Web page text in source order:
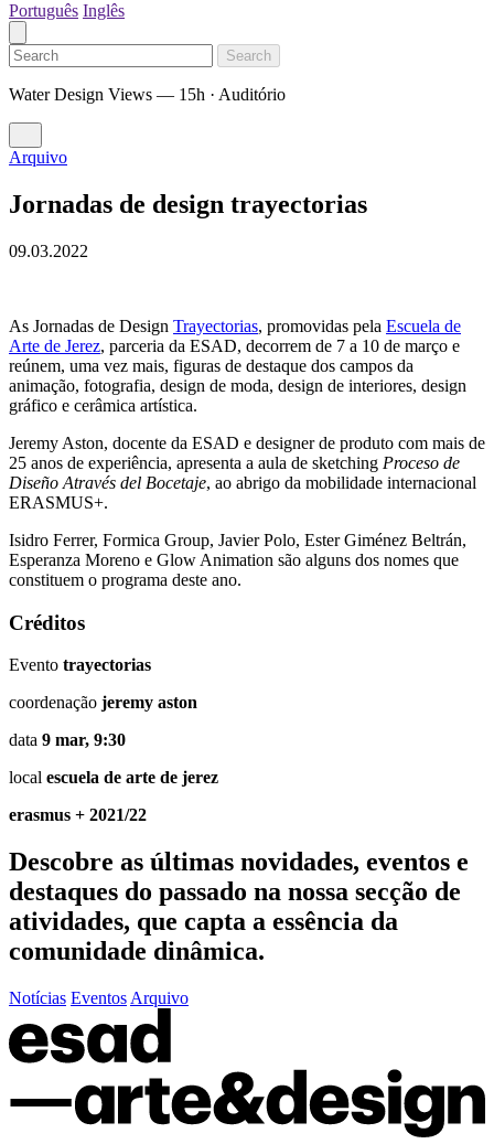
Português Inglês
Search
Water Design Views — 15h · Auditório
Arquivo
Jornadas de design trayectorias
09.03.2022
As Jornadas de Design Trayectorias, promovidas pela Escuela de
Arte de Jerez, parceria da ESAD, decorrem de 7 a 10 de março e
reúnem, uma vez mais, figuras de destaque dos campos da
animação, fotografia, design de moda, design de interiores, design
gráfico e cerâmica artística.
Jeremy Aston, docente da ESAD e designer de produto com mais de
25 anos de experiência, apresenta a aula de sketching Proceso de
Diseño Através del Bocetaje, ao abrigo da mobilidade internacional
ERASMUS+.
Isidro Ferrer, Formica Group, Javier Polo, Ester Giménez Beltrán,
Esperanza Moreno e Glow Animation são alguns dos nomes que
constituem o programa deste ano.
Créditos
Evento trayectorias
coordenação jeremy aston
data 9 mar, 9:30
local escuela de arte de jerez
erasmus + 2021/22
Descobre as últimas novidades, eventos e
destaques do passado na nossa secção de
atividades, que capta a essência da
comunidade dinâmica.
Notícias Eventos Arquivo